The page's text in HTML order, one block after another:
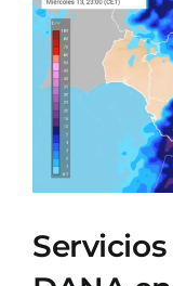
imagen
más
grande